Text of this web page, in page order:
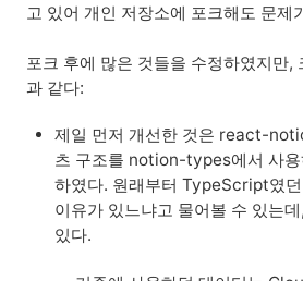
고 있어 개인 저장소에 포크해도 문제
포크 후에 많은 것들을 수정하였지만,
과 같다:
제일 먼저 개선한 것은 react-
츠 구조를 notion-types에서 사용
하였다. 원래부터 TypeScript였
이유가 있느냐고 물어볼 수 있는
있다.